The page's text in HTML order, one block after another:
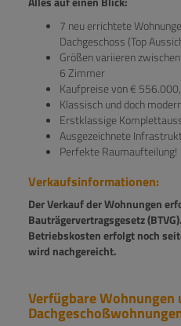
7 neu errichtete
Dachgeschoss (Top
Größen variieren
6 Zimmer
Kaufpreise von €
Klassisch und doch
Erstklassige
Ausgezeichnete
Perfekte Raumaufteilung!
Verkaufsinformationen:
Der Verkauf der Wohnungen
Bauträgervertragsgesetz
Betriebskosten erfolgt noch
wird nachgereicht.
Verfügbare Wohnungen